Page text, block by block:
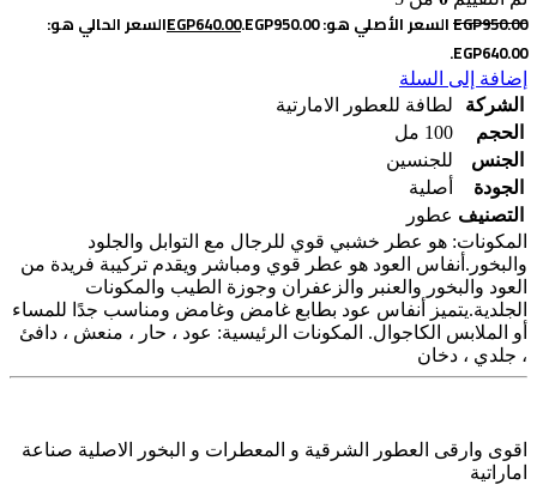
EGP950.00 السعر الأصلي هو: EGP950.00. EGP640.00
السعر الحالي هو:
EGP640.00.
إضافة إلى السلة
الشركة
لطافة للعطور الامارتية
الحجم
100 مل
الجنس
للجنسين
الجودة
أصلية
التصنيف عطور
المكونات: هو عطر خشبي قوي للرجال مع التوابل والجلود
والبخور.أنفاس العود هو عطر قوي ومباشر ويقدم تركيبة فريدة من
العود والبخور والعنبر والزعفران وجوزة الطيب والمكونات
الجلدية.يتميز أنفاس عود بطابع غامض وغامض ومناسب جدًا للمساء
أو الملابس الكاجوال. المكونات الرئيسية: عود ، حار ، منعش ، دافئ
، جلدي ، دخان
اقوى وارقى العطور الشرقية و المعطرات و البخور الاصلية صناعة
اماراتية